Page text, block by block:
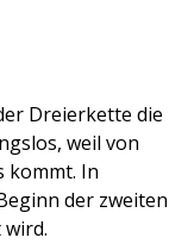
Dreierkette die
weil von
kommt. In
der zweiten